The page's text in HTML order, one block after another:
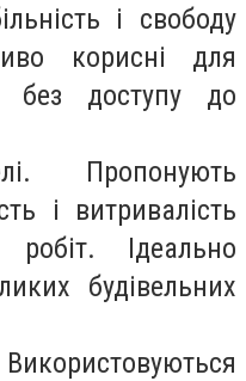
і свободу
корисні для
без доступу до
Пропонують
і витривалість
Ідеально
будівельних